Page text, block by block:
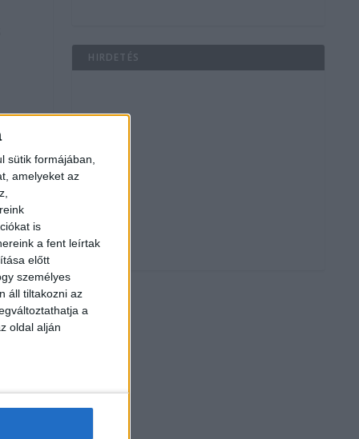
sütik formájában,
amelyeket az
is
a fent leírtak
előtt
személyes
áll tiltakozni az
a
oldal alján
HIRDETÉS